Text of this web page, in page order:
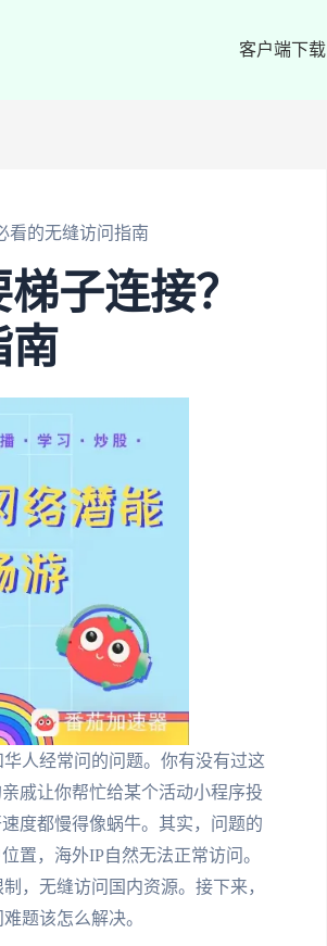
客户端下载
看的无缝访问指南
子连接？
南
人经常问的问题。你有没有过这
戚让你帮忙给某个活动小程序投
度都慢得像蜗牛。其实，问题的
，海外IP自然无法正常访问。
，无缝访问国内资源。接下来，
题该怎么解决。